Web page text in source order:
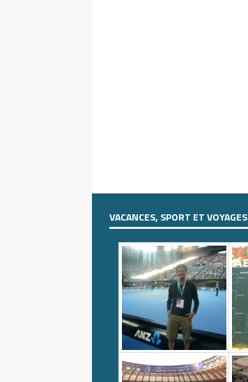
VACANCES, SPORT ET VOYAGES